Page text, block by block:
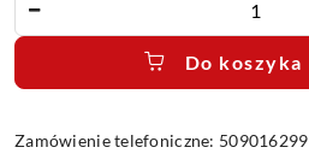
Do koszyka
Zamówienie telefoniczne: 509016299